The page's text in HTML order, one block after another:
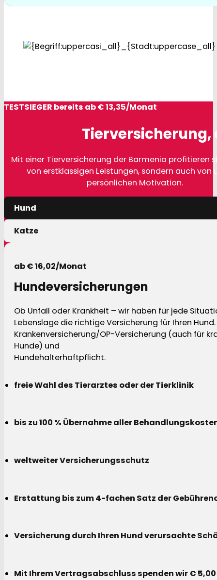
TESTSIEGER bereits ab € 13,35/Monat
Tierversicherung,
Mit einer Tierversicherung der Barmenia profitieren
von erstklassigen Leistungen, sondern auch von
persönlichen Motivation.
Hund
Katze
ab € 16,02/Monat
Hundeversicherungen
Ob Unfall oder Krankheit – wir haben für jede
Lebenslage die richtige Versicherung für Ihren Hund.
Krankenversicherung/OP-Versicherung (auch für
Hunde) und
Hundehalterhaftpflicht.
freie Wahl des Tierarztes oder der Tierklinik
bis zu 100 % Übernahme aller
weltweiter Versicherungsschutz
Erstattung bis zum 4-fachen Satz der
Versicherung durch Ihren Hund verursachte
Mit Ihrem Vertragsabschluss spenden wir €